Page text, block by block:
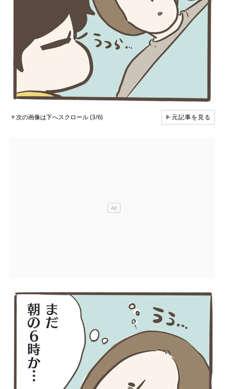
▼次の画像は下へスクロール (3/6) ▶元記事を見る